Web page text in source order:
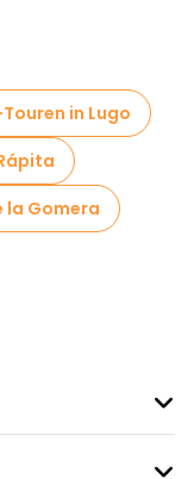
in Lugo
la Gomera